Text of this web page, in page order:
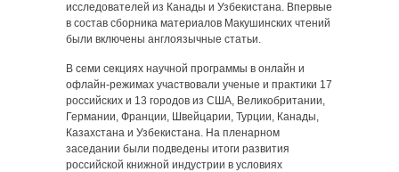
исследователей из Канады и Узбекистана. Впервые
в состав сборника материалов Макушинских чтений
были включены англоязычные статьи.
В семи секциях научной программы в онлайн и
офлайн-режимах участвовали ученые и практики 17
российских и 13 городов из США, Великобритании,
Германии, Франции, Швейцарии, Турции, Канады,
Казахстана и Узбекистана. На пленарном
заседании были подведены итоги развития
российской книжной индустрии в условиях